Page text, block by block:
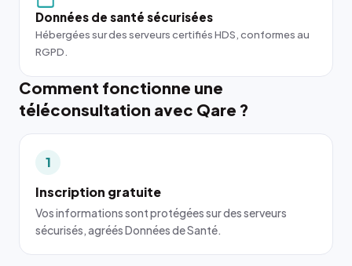
Données de santé sécurisées
Hébergées sur des serveurs certifiés HDS, conformes au
RGPD.
Comment fonctionne une
téléconsultation avec Qare ?
1
Inscription gratuite
Vos informations sont protégées sur des serveurs
sécurisés, agréés Données de Santé.